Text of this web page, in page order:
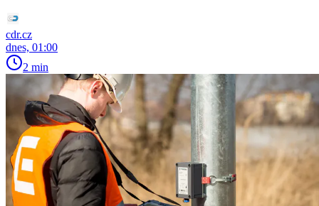
cdr.cz
dnes, 01:00
2 min